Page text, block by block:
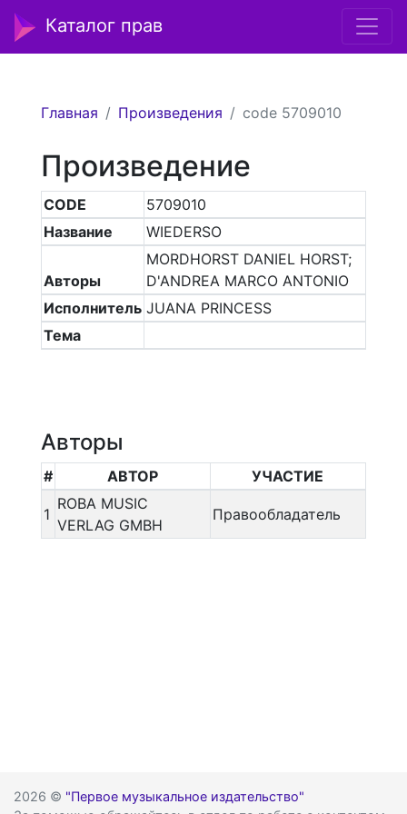
Каталог прав
Главная Произведения code 5709010
Произведение
CODE
5709010
Название
WIEDERSO
Авторы
MORDHORST DANIEL HORST;
D'ANDREA MARCO ANTONIO
Исполнитель JUANA PRINCESS
Тема
Авторы
# АВТОР УЧАСТИЕ
1
ROBA MUSIC
VERLAG GMBH
Правообладатель
2026 © "Первое музыкальное издательство"